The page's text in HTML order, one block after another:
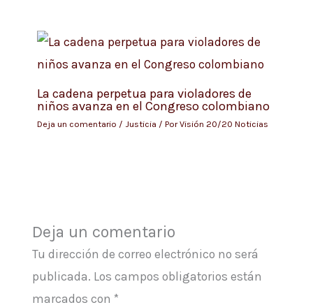
La cadena perpetua para violadores de
niños avanza en el Congreso colombiano
Deja un comentario / Justicia / PorVisión 20/20 Noticias
Deja un comentario
Tu dirección de correo electrónico no será
publicada. Los campos obligatorios están
marcados con *